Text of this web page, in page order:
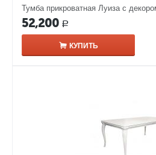
Тумба прикроватная Луиза с
52,200 Р
КУПИТЬ